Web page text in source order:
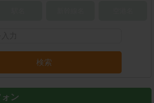
検索
ン